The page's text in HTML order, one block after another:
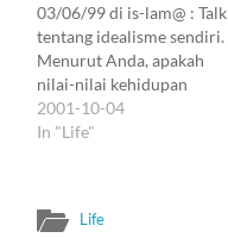
03/06/99 di is-lam@ : Talk
tentang idealisme sendiri.
Menurut Anda, apakah
nilai-nilai kehidupan
universal itu cukup
berharga untuk
skenario tertentu.
2001-10-04
In "Life"
Life